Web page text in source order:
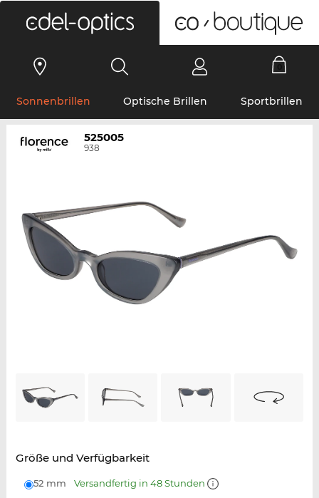
Sonnenbrillen Optische Brillen Sportbrillen
525005
938
Größe und Verfügbarkeit
52 mm Versandfertig in 48 Stunden